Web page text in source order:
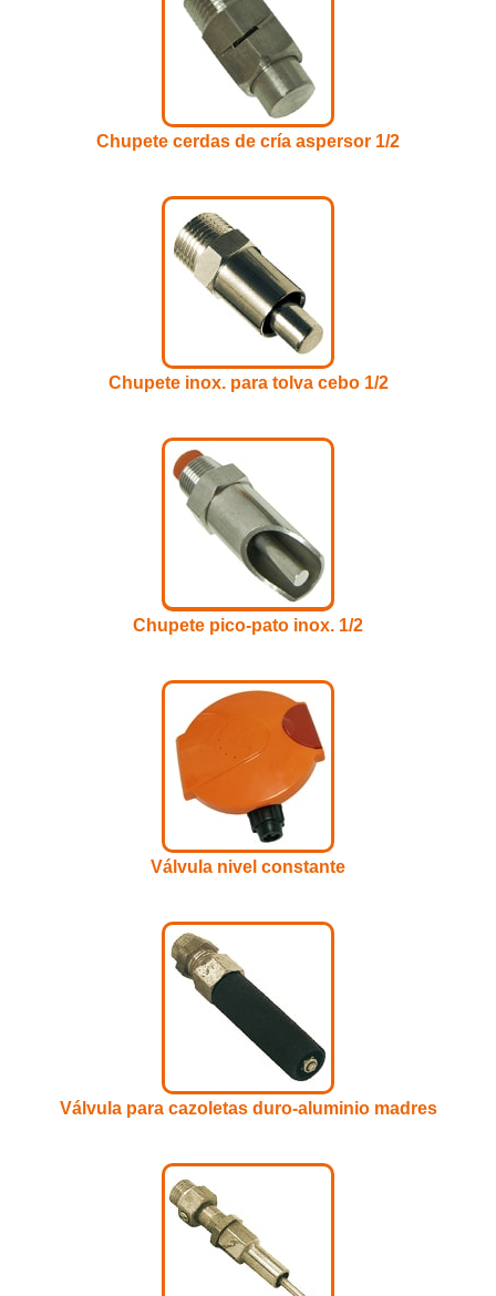
Chupete cerdas de cría aspersor 1/2
Chupete inox. para tolva cebo 1/2
Chupete pico-pato inox. 1/2
Válvula nivel constante
Válvula para cazoletas duro-aluminio madres